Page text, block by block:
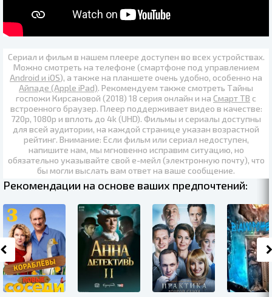
Сериал и фильм в нашем плеере доступен во всех устройствах.
Можно смотреть на телефоне (смартфоне под управлением
Android и iOS), а также на планшете очень удобно, особенно на
Айпаде (Apple iPad). Рекомендуем также смотреть Тайны
госпожи Кирсановой (2018) 18 серия онлайн и на Смарт ТВ с
встроенного браузер. Плеер поддерживает видео в качестве:
720p, 1080p и вплоть до 4k (UHD). Фильмы и сериалы доступны
для всей аудитории, на каждой странице указан возрастной
рейтинг. Внимание: Если фильм или сериал недоступен,
напишите нам, мы мгновенно исправим ситуацию, но
обязательно указывайте свой е-мейл (электронную почту), что
бы могли выслать вам ответ на ваше сообщение.
Рекомендации на основе ваших предпочтений: